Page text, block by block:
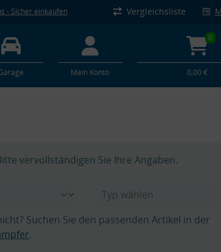
- Sicher einkaufen Vergleichsliste
Mein Konto
0
0,00 €
vervollständigen Sie Ihre Angaben.
Suchen Sie den passenden Artikel in der
.